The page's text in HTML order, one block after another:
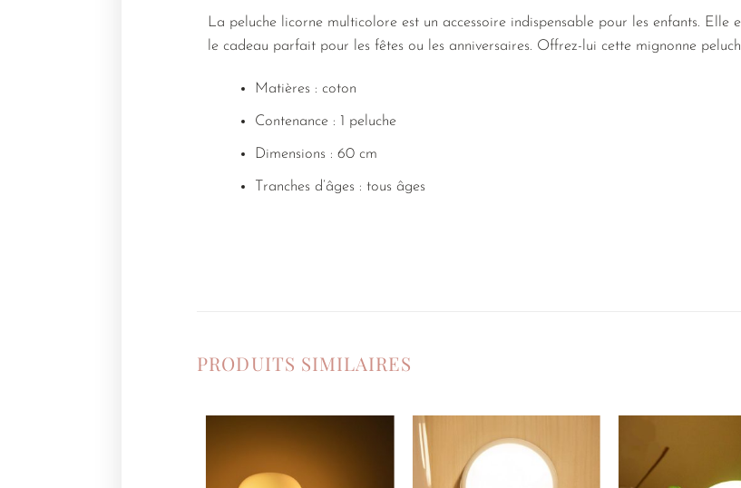
La peluche licorne multicolore est un accessoire indispensable pour les enfants. Elle
le cadeau parfait pour les fêtes ou les anniversaires. Offrez-lui cette mignonne
Matières : coton
Contenance : 1 peluche
Dimensions : 60 cm
Tranches d’âges : tous âges
PRODUITS SIMILAIRES
Ajouter